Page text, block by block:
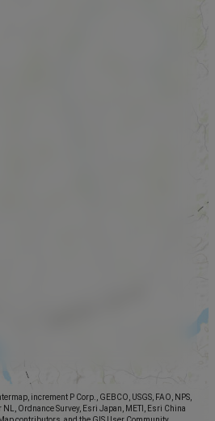
increment P Corp., GEBCO, USGS, FAO, NPS,
NL, Ordnance Survey, Esri Japan, METI, Esri China